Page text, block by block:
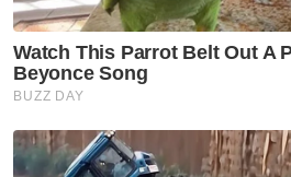
Rakyat Malaysia
Berani
Lapor